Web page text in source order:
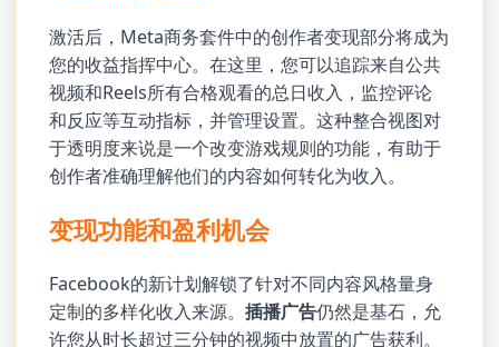
激活后，Meta商务套件中的创作者变现部分将成为
您的收益指挥中心。在这里，您可以追踪来自公共
视频和Reels所有合格观看的总日收入，监控评论
和反应等互动指标，并管理设置。这种整合视图对
于透明度来说是一个改变游戏规则的功能，有助于
创作者准确理解他们的内容如何转化为收入。
变现功能和盈利机会
Facebook的新计划解锁了针对不同内容风格量身
定制的多样化收入来源。插播广告仍然是基石，允
许您从时长超过三分钟的视频中放置的广告获利。